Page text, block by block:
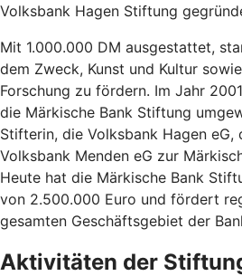
Volksbank Hagen Stiftung
Mit 1.000.000 DM ausgestattet,
dem Zweck, Kunst und Kultur
Forschung zu fördern. Im Jahr
die Märkische Bank Stiftung
Stifterin, die Volksbank Hagen eG,
Volksbank Menden eG zur
Heute hat die Märkische Bank
von 2.500.000 Euro und fördert
gesamten Geschäftsgebiet der
Aktivitäten der